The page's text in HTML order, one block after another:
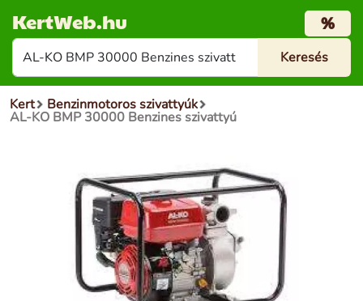
KertWeb.hu %
Kert Benzinmotoros szivattyúk
AL-KO BMP 30000 Benzines szivattyú